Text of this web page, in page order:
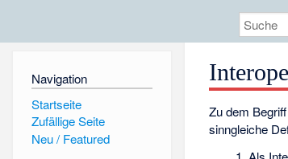
Navigation
Startseite
Zufällige Seite
Neu / Featured
Zu dem Begriff
sinngleiche